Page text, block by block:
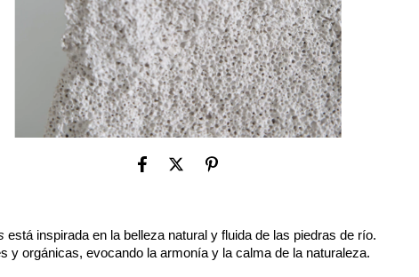
está inspirada en la belleza natural y fluida de las piedras de río.
y orgánicas, evocando la armonía y la calma de la naturaleza.